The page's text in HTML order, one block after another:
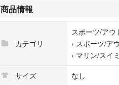
■ 付属品
セットアップ後は必ず動作確認を行っ
中古商品につき、傷や汚れがございます
商品情報
カテゴリ
スポーツ/アウ
› スポーツ/ア
› マリン/スイ
サイズ
なし